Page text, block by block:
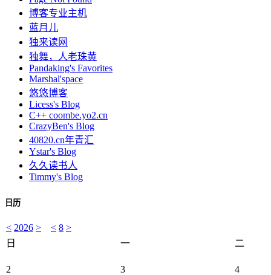
博客专业主机
蓝月儿
独来读网
独舞，人老珠黄
Pandaking's Favorites
Marshal'space
悠悠博客
Licess's Blog
C++ coombe.yo2.cn
CrazyBen's Blog
40820.cn年青汇
Ystar's Blog
久久读书人
Timmy's Blog
日历
< 2026 > < 8 >
日
一 二
2 3
4